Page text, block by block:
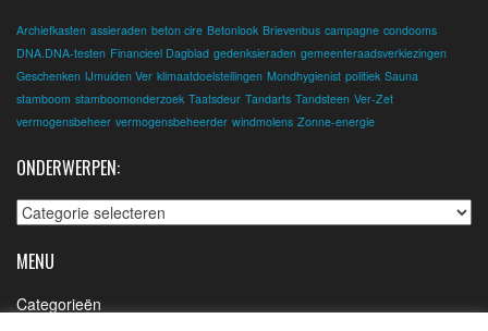
Archiefkasten assieraden beton cire Betonlook Brievenbus campagne condooms
DNA.DNA-testen Financieel Dagblad gedenksieraden gemeenteraadsverkiezingen
Geschenken IJmuiden Ver klimaatdoelstellingen Mondhygienist politiek Sauna
stamboom stamboomonderzoek Taatsdeur Tandarts Tandsteen Ver-Zet
vermogensbeheer vermogensbeheerder windmolens Zonne-energie
ONDERWERPEN:
Onderwerpen:
MENU
Categorieën